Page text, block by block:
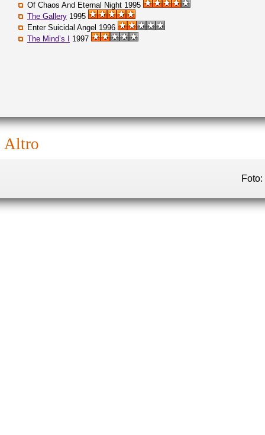
Of Chaos And Eternal Night 1995
The Gallery 1995
Enter Suicidal Angel 1996
The Mind’s I 1997
altro
Foto: